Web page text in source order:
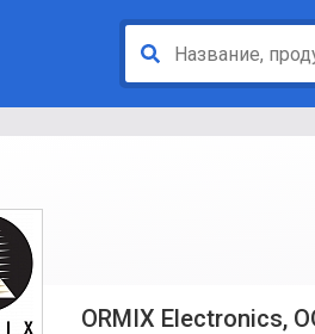
ORMIX Electronics,